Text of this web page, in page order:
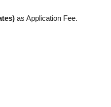
as Application Fee.